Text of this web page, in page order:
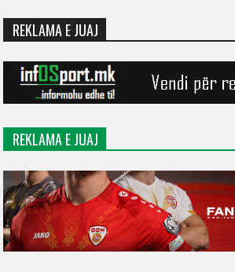
REKLAMA E JUAJ
REKLAMA E JUAJ